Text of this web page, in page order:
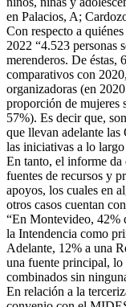
en Palacios, A;
Con respecto a
2022 “4.523 personas
merenderos. De éstas,
comparativos con
organizadoras (en
proporción de mujeres
57%). Es decir que,
que llevan adelante las
las iniciativas a lo
En tanto, el informe da
fuentes de recursos y
apoyos, los cuales en
otros casos cuentan
“En Montevideo, 42%
la Intendencia como
Adelante, 12% a una
una fuente principal, lo
combinados sin
En relación a la